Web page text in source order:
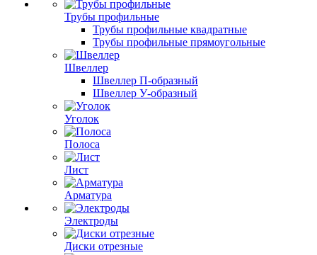
Трубы профильные
Трубы профильные квадратные
Трубы профильные прямоугольные
Швеллер
Швеллер П-образный
Швеллер У-образный
Уголок
Полоса
Лист
Арматура
Электроды
Диски отрезные